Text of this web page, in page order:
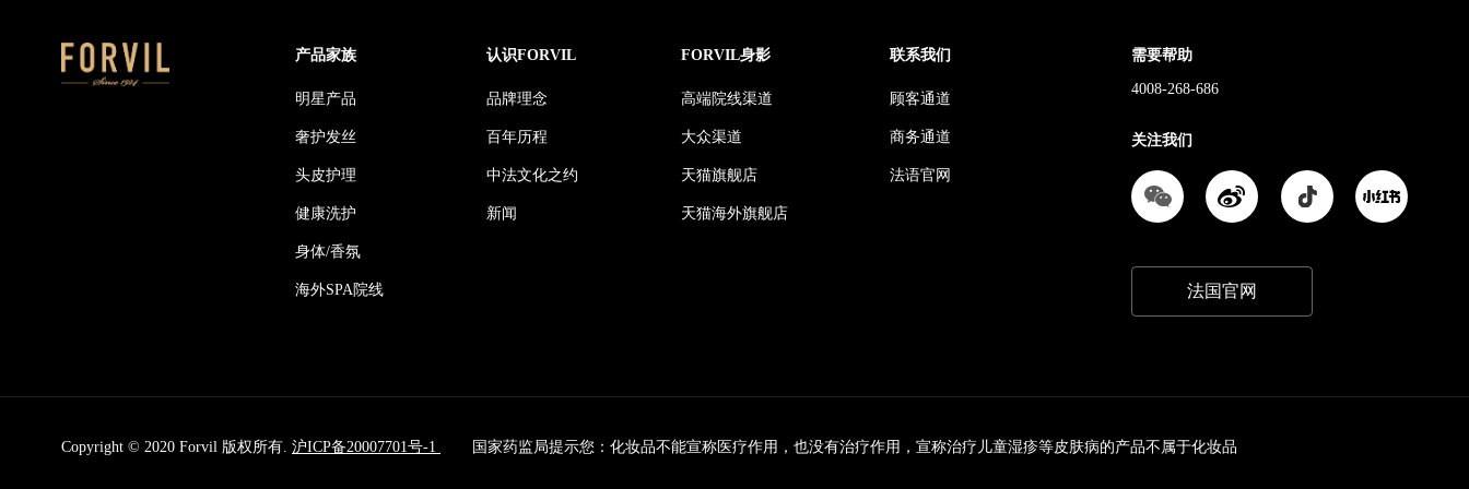
产品家族
明星产品
奢护发丝
头皮护理
健康洗护
身体/香氛
海外SPA院线
认识FORVIL
品牌理念
百年历程
中法文化之约
新闻
FORVIL身影
高端院线渠道
大众渠道
天猫旗舰店
天猫海外旗舰店
联系我们
顾客通道
商务通道
法语官网
需要帮助
4008-268-686
关注我们
法国官网
Copyright © 2020 Forvil 版权所有. 沪ICP备20007701号-1 国家药监局提示您：化妆品不能宣称医疗作用，也没有治疗作用，宣称治疗儿童湿疹等皮肤病的产品不属于化妆品